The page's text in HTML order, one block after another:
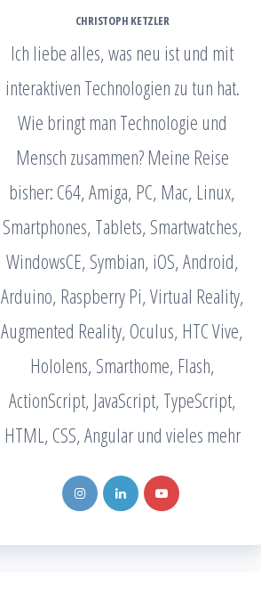
CHRISTOPH KETZLER
Ich liebe alles, was neu ist und mit
interaktiven Technologien zu tun hat.
Wie bringt man Technologie und
Mensch zusammen? Meine Reise
bisher: C64, Amiga, PC, Mac, Linux,
Smartphones, Tablets, Smartwatches,
WindowsCE, Symbian, iOS, Android,
Arduino, Raspberry Pi, Virtual Reality,
Augmented Reality, Oculus, HTC Vive,
Hololens, Smarthome, Flash,
ActionScript, JavaScript, TypeScript,
HTML, CSS, Angular und vieles mehr